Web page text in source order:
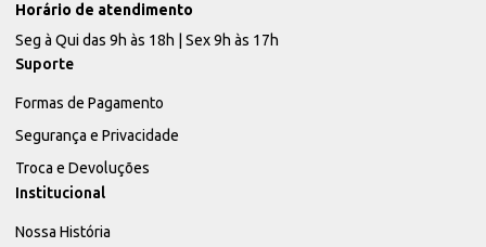
Horário de atendimento
Seg à Qui das 9h às 18h | Sex 9h às 17h
Suporte
Formas de Pagamento
Segurança e Privacidade
Troca e Devoluções
Institucional
Nossa História